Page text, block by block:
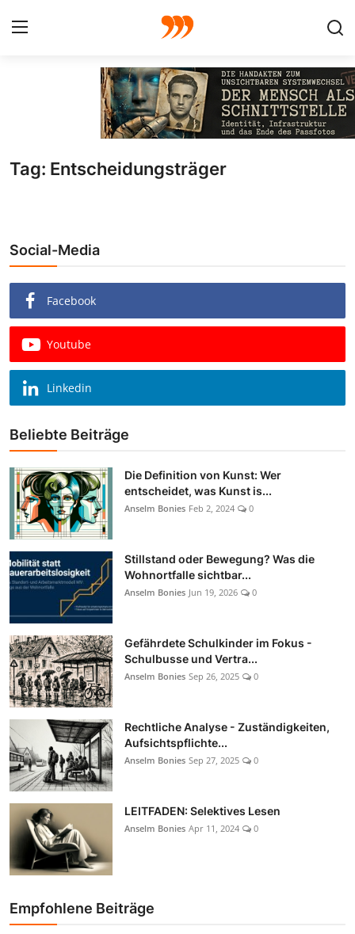
Galerie
Redaktion
Beiträge
Vorproduktion
Tag: Entscheidungsträger
Social-Media
Facebook
Youtube
Linkedin
Beliebte Beiträge
Die Definition von Kunst: Wer
entscheidet, was Kunst is...
Anselm Bonies Feb 2, 2024 0
Stillstand oder Bewegung? Was die
Wohnortfalle sichtbar...
Anselm Bonies Jun 19, 2026 0
Gefährdete Schulkinder im Fokus -
Schulbusse und Vertra...
Anselm Bonies Sep 26, 2025 0
Rechtliche Analyse - Zuständigkeiten,
Aufsichtspflichte...
Anselm Bonies Sep 27, 2025 0
LEITFADEN: Selektives Lesen
Anselm Bonies Apr 11, 2024 0
Empfohlene Beiträge